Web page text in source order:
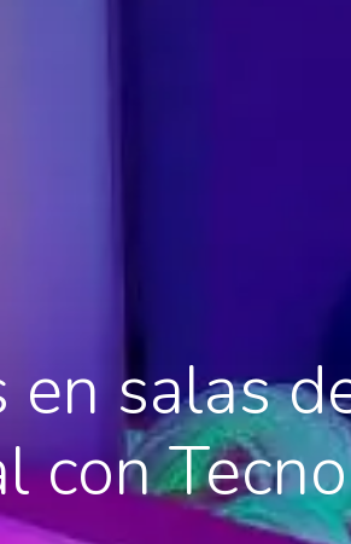
en salas
con